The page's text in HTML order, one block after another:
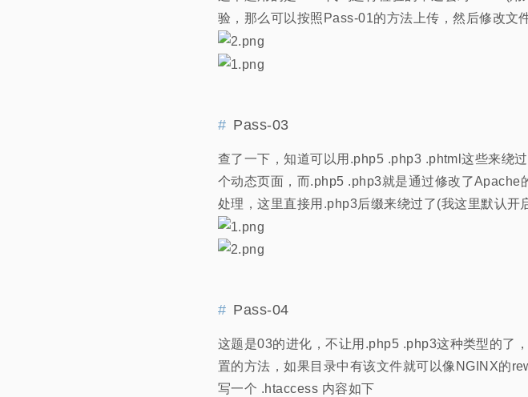
验，那么可以按照Pass-01的方法上传，然后修改文
Pass-03
查了一下，知道可以用.php5 .php3 .phtml这些来绕
个动态页面，而.php5 .php3就是通过修改了
处理，这里直接用.php3后缀来绕过了(我这里默认开
Pass-04
这题是03的进化，不让用.php5 .php3这种类型的了
置的方法，如果目录中有该文件就可以像NGINX的
写一个 .htaccess 内容如下